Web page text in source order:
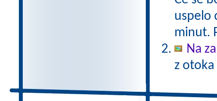
uspelo
minut.
Na
z otoka